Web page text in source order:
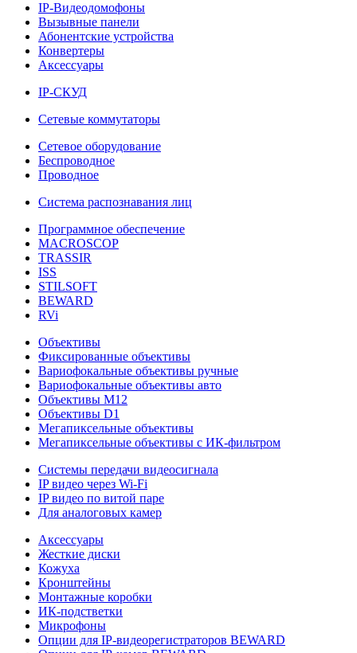
IP-Видеодомофоны
Вызывные панели
Абонентские устройства
Конвертеры
Аксессуары
IP-СКУД
Сетевые коммутаторы
Сетевое оборудование
Беспроводное
Проводное
Система распознавания лиц
Программное обеспечение
MACROSCOP
TRASSIR
ISS
STILSOFT
BEWARD
RVi
Объективы
Фиксированные объективы
Вариофокальные объективы ручные
Вариофокальные объективы авто
Объективы М12
Объективы D1
Мегапиксельные объективы
Мегапиксельные объективы с ИК-фильтром
Системы передачи видеосигнала
IP видео через Wi-Fi
IP видео по витой паре
Для аналоговых камер
Аксессуары
Жесткие диски
Кожуха
Кронштейны
Монтажные коробки
ИК-подстветки
Микрофоны
Опции для IP-видеорегистраторов BEWARD